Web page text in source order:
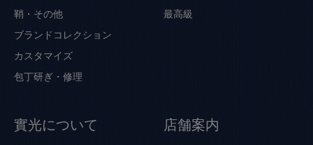
鞘・その他
ブランドコレクション
カスタマイズ
包丁研ぎ・修理
最高級
實光について 店舗案内